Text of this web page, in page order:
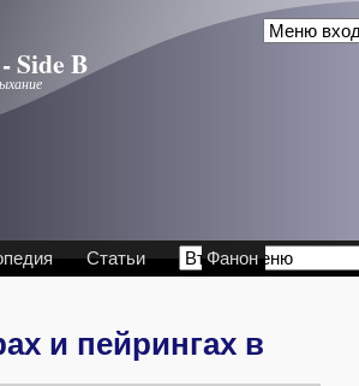
Side B
Статьи Фанон
и пейрингах в